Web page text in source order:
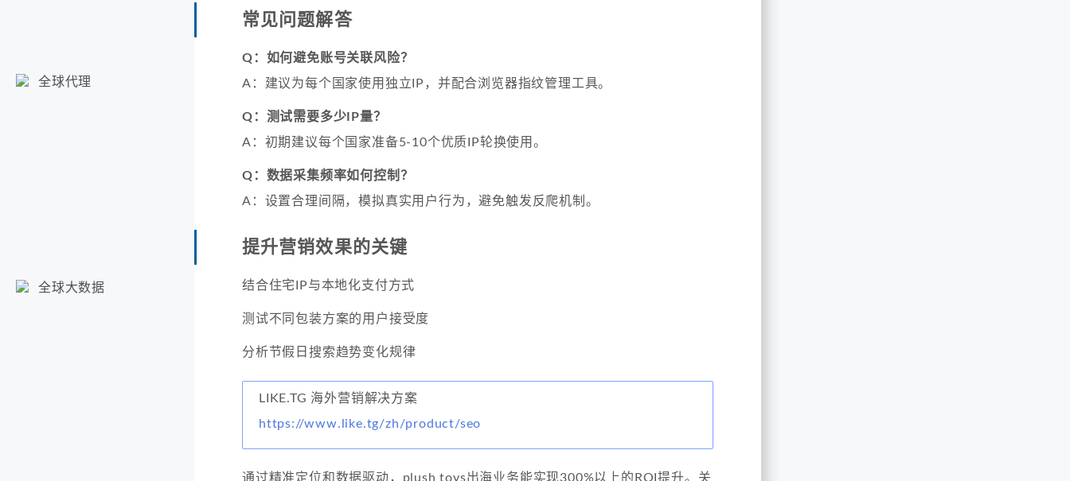
全球代理
全球大数据
常见问题解答
Q：如何避免账号关联风险？
A：建议为每个国家使用独立IP，并配合浏览器指纹管理工具。
Q：测试需要多少IP量？
A：初期建议每个国家准备5-10个优质IP轮换使用。
Q：数据采集频率如何控制？
A：设置合理间隔，模拟真实用户行为，避免触发反爬机制。
提升营销效果的关键
结合住宅IP与本地化支付方式
测试不同包装方案的用户接受度
分析节假日搜索趋势变化规律
LIKE.TG 海外营销解决方案
https://www.like.tg/zh/product/seo
通过精准定位和数据驱动，plush toys出海业务能实现300%以上的ROI提升。关